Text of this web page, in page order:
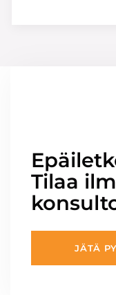
Tilaa
JÄTÄ